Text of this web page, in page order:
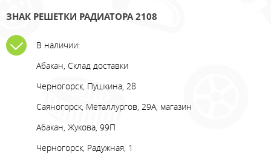
ЗНАК РЕШЕТКИ РАДИАТОРА 2108
В наличии:
Абакан, Склад доставки
Черногорск, Пушкина, 28
Саяногорск, Металлургов, 29А, магазин
Абакан, Жукова, 99П
Черногорск, Радужная, 1